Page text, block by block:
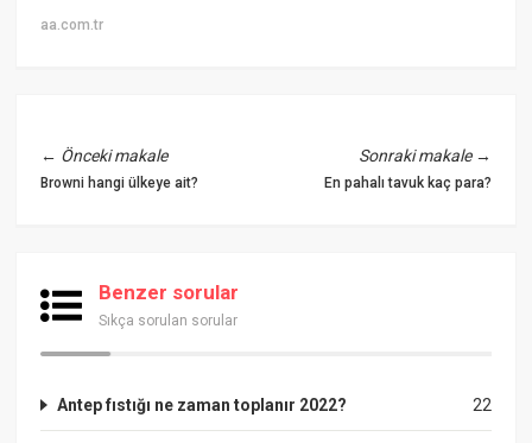
aa.com.tr
← Önceki makale
Browni hangi ülkeye ait?
Sonraki makale→
En pahalı tavuk kaç para?
Benzer sorular
Sıkça sorulan sorular
22
Antep fıstığı ne zaman toplanır 2022?